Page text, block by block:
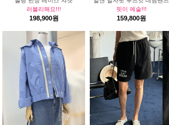
러블리해요!!!
198,900원
핏이 예술!!!
159,800원